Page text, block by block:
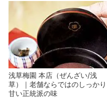
浅草梅園 本店（ぜんざい/浅
草）｜老舗ならではのしっかり
甘い正統派の味